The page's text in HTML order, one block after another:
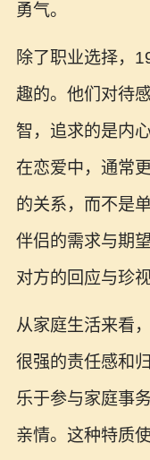
勇气。
除了职业选择，
趣的。他们对待
智，追求的是内
在恋爱中，通常
的关系，而不是
伴侣的需求与期
对方的回应与珍视
从家庭生活来看
很强的责任感和
乐于参与家庭事
亲情。这种特质